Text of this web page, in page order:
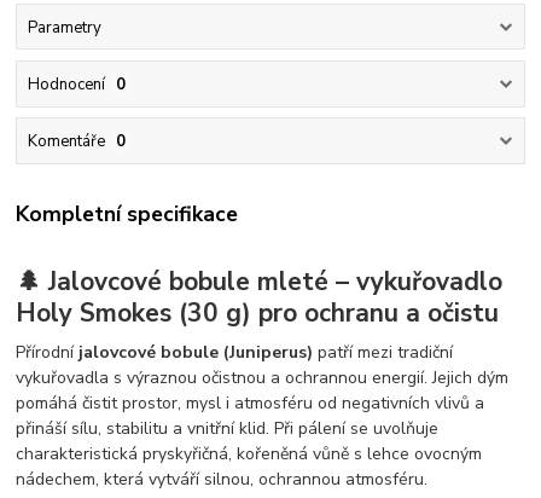
Parametry
Hodnocení 0
Komentáře 0
Kompletní specifikace
🌲 Jalovcové bobule mleté – vykuřovadlo
Holy Smokes (30 g) pro ochranu a očistu
Přírodní jalovcové bobule (Juniperus) patří mezi tradiční
vykuřovadla s výraznou očistnou a ochrannou energií. Jejich dým
pomáhá čistit prostor, mysl i atmosféru od negativních vlivů a
přináší sílu, stabilitu a vnitřní klid. Při pálení se uvolňuje
charakteristická pryskyřičná, kořeněná vůně s lehce ovocným
nádechem, která vytváří silnou, ochrannou atmosféru.